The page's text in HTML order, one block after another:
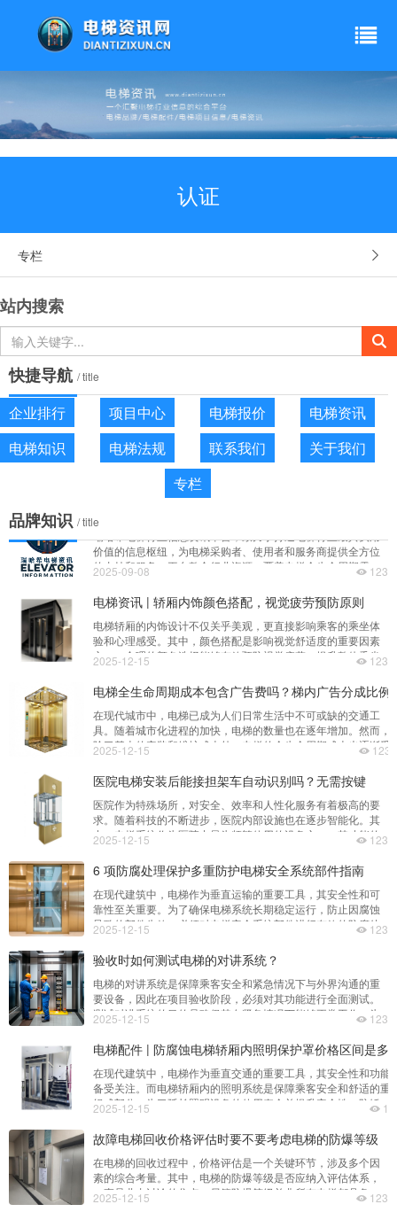
认证
专栏
站内搜索
快捷导航 / title
企业排行 项目中心 电梯报价
电梯资讯
电梯知识
电梯法规 联系我们
关于我们
专栏
品牌知识 / title
三菱电机的电梯产品自1950年开始服务于中国市场并首次面向
中国销售电梯以来,多年来，一直致力于将世界上最先进的研究
开发技术成果引入中国，推动中国国内电梯行业技术的进步与
产品的革新，并以技术、质量及优质的售后服务先后赢得了北
发展，建筑的层高也不断提升，电梯的安全性及舒适性也就成
展示会上，三菱电机展示了世界上18m/秒的最高速电梯技术。
此技术采用了高精度变频技术及控制技术，在解除影响电梯舒
了能够耐1000度高温的陶瓷材料，因此即便处于超高速运行状
态，也能保障乘客的安全。三菱电机正致力于人性化、高安全
2025-05-10
中心、电机研发中心、楼宇技术研发中心、日本水户研发中心
等6个研发机构的资源，形成研发网络体系，共同开发具有自主
司，也是电梯创始公司；世界上最高的100幢建筑大多采用奥的
展。
杭州西奥电梯有限公司
在杭州余杭国家级经济技术开发区，有一家备受瞩目的电梯制
凭借卓越的创新能力和强大的综合实力，在电梯行业中一路高
歌猛进，稳居行业前三，已然成为智慧楼宇交通领域的领航
者。
菱王电梯有限公司
菱王电梯是特殊设备电梯制造、安装、改造和维修保养 的A级
资质制造厂家 ，具有国家质检总局颁发的电梯制造、安装、改
造和维修保养的A级资质
价值的信息枢纽，为电梯采购者、使用者和服务商提供全方位
的支持和服务。平台整合行业资源，覆盖电梯全生命周期需
求，从采购选型、安装维保到更新改造，提供一站式解决方
2025-09-08 123
电梯资讯 | 轿厢内饰颜色搭配，视觉疲劳预防原则
电梯轿厢的内饰设计不仅关乎美观，更直接影响乘客的乘坐体
验和心理感受。其中，颜色搭配是影响视觉舒适度的重要因素
之一。合理的颜色选择能够有效预防视觉疲劳，提升整体乘坐
环境的舒适性与安全性。在电梯轿厢的设计中，色彩的运用需
色组合。例如，红与绿、蓝与橙等高对比色虽然能吸引注意
力，但长时间接触容易导致视觉疲劳，甚至引发不适感。因
此，在实际应用中，设计师通
2025-12-15 123
电梯全生命周期成本包含广告费吗？梯内广告分成比例
在现代城市中，电梯已成为人们日常生活中不可或缺的交通工
具。随着城市化进程的加快，电梯的数量也在逐年增加。然而，
除了基本的安装和维护成本外，电梯的全生命周期成本也逐渐受
到关注，其中就包括了梯内广告费用及相关的分成比例问题。电
到最终报废的整个过程中所涉及的所有费用。这些费用不仅包括
设备本身的购置成本、安装调试费用、日常维护和修理费用，还
可能涵盖一
2025-12-15 123
医院电梯安装后能接担架车自动识别吗？无需按键
医院作为特殊场所，对安全、效率和人性化服务有着极高的要
求。随着科技的不断进步，医院内部设施也在逐步智能化。其
中，电梯系统作为医院中最为频繁使用的设备之一，其功能的
优化直接影响到患者转运、医护人员工作效率以及整体运营质
安装后能否接担架车自动识别，无需按键。在传统医院中，电
梯的使用通常需要人工操作，比如按下楼层按钮、开关门等。
对于担架车而言，这一过
2025-12-15 123
6 项防腐处理保护多重防护电梯安全系统部件指南
在现代建筑中，电梯作为垂直运输的重要工具，其安全性和可
靠性至关重要。为了确保电梯系统长期稳定运行，防止因腐蚀
导致的部件失效，必须对电梯安全系统部件进行有效的防腐处
理。以下是6项关键的防腐处理措施，为电梯安全系统提供多重
或浸涂的方式，在金属部件表面形成一层保护膜，能够有效隔
绝空气中的水分和腐蚀性气体。常用的涂料包括环氧树脂、聚
氨酯和氟碳漆等，它们
2025-12-15 123
验收时如何测试电梯的对讲系统？
电梯的对讲系统是保障乘客安全和紧急情况下与外界沟通的重
要设备，因此在项目验收阶段，必须对其功能进行全面测试。
测试对讲系统的目的是确保其在紧急情况下能够正常工作，为
乘客提供及时有效的帮助。首先，在测试前需要准备好相关的
录表等。同时，应确认测试人员具备相应的专业知识和操作技
能，以确保测试过程的安全性和准确性。接下来，进行初步检
查。这一步主要是确认对
2025-12-15 123
电梯配件 | 防腐蚀电梯轿厢内照明保护罩价格区间是多
在现代建筑中，电梯作为垂直交通的重要工具，其安全性和功能
备受关注。而电梯轿厢内的照明系统是保障乘客安全和舒适的重
组成部分。为了延长照明设备的使用寿命并提升安全性，防锈、
腐蚀的电梯轿厢内照明保护罩成为不可或缺的配件之一。这类保
蚀导致的故障率，从而降低维护成本。防腐蚀电梯轿厢内照明保
罩的材质通常包括不锈钢、铝合金以及高密度塑料等。其中
2025-12-15
故障电梯回收价格评估时要不要考虑电梯的防爆等级
在电梯的回收过程中，价格评估是一个关键环节，涉及多个因
素的综合考量。其中，电梯的防爆等级是否应纳入评估体系，
一直是业内讨论的焦点。尽管防爆等级并非所有电梯都具备，
但在特定行业和环境下，这一参数对电梯的价值具有重要影
2025-12-15 123